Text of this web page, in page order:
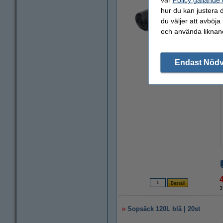
Sopsäck 120L blå | 20st
hur du kan justera
du väljer att avböja
och använda
Endast